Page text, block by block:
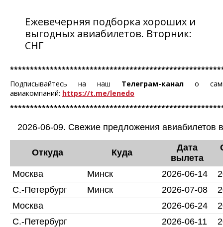
Ежевечерняя подборка хороших и
выгодных авиабилетов. Вторник:
СНГ
Подписывайтесь на наш Телеграм-канало самых
авиакомпаний: https://t.me/lenedo
2026-06-09. Свежие предложения авиабилетов
Откуда Куда
Дата
вылета
Москва Минск 2026-06-14
С.-Петербург
Минск 2026-07-08
Москва
2026-06-24
С.-Петербург
2026-06-11